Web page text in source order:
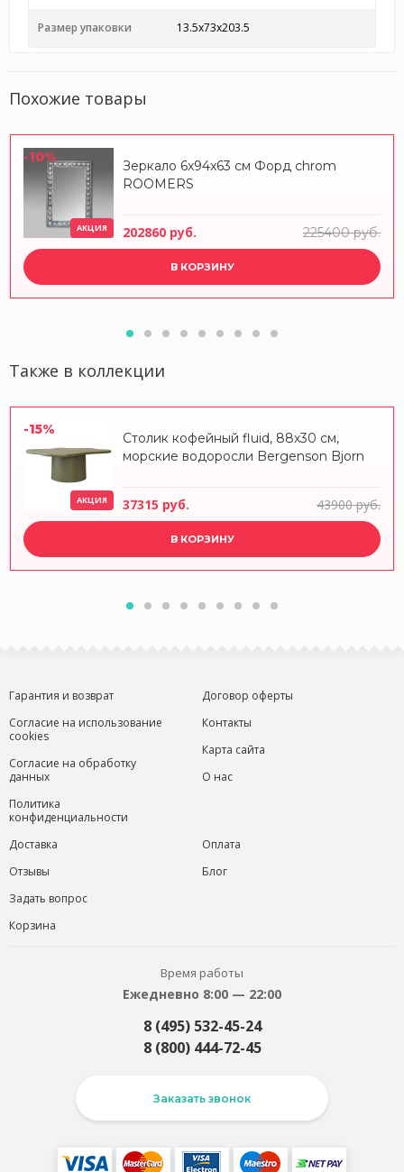
Размер упаковки 13.5x73x203.5
Похожие товары
-10%
АКЦИЯ
Зеркало 6x94x63 см Форд chrom
ROOMERS
202860 руб. 225400 руб.
В КОРЗИНУ
Также в коллекции
-15%
АКЦИЯ
Столик кофейный fluid, 88х30 см,
морские водоросли Bergenson Bjorn
37315 руб. 43900 руб.
В КОРЗИНУ
Гарантия и возврат
Согласие на использование
cookies
Согласие на обработку
данных
Политика
конфиденциальности
Договор оферты
Контакты
Карта сайта
О нас
Доставка
Отзывы
Задать вопрос
Корзина
Оплата
Блог
Время работы
Ежедневно 8:00 — 22:00
8 (495) 532-45-24
8 (800) 444-72-45
Заказать звонок